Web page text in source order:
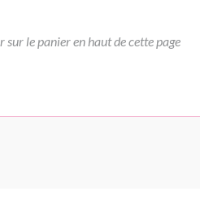
le panier en haut de cette page